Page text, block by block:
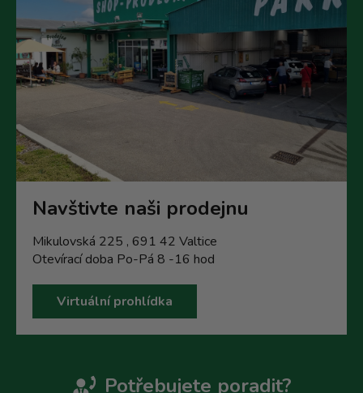
Navštivte naši prodejnu
Mikulovská 225 , 691 42 Valtice
Otevírací doba Po-Pá 8 -16 hod
Virtuální prohlídka
Potřebujete poradit?